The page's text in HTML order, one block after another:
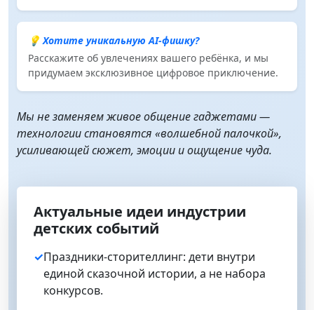
💡 Хотите уникальную AI-фишку?
Расскажите об увлечениях вашего ребёнка, и мы
придумаем эксклюзивное цифровое приключение.
Мы не заменяем живое общение гаджетами —
технологии становятся «волшебной палочкой»,
усиливающей сюжет, эмоции и ощущение чуда.
Актуальные идеи индустрии
детских событий
✓Праздники‑сторителлинг: дети внутри
единой сказочной истории, а не набора
конкурсов.